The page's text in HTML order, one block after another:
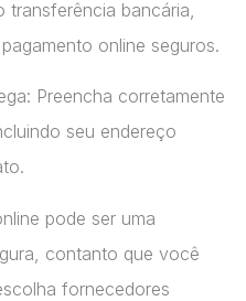
bancária,
online seguros.
Preencha corretamente
seu endereço
pode ser uma
contanto que você
fornecedores